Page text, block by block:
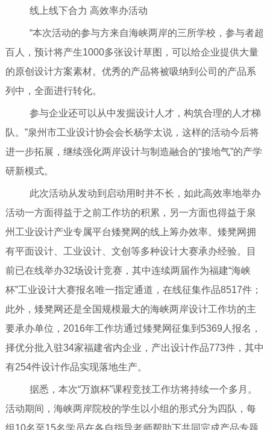
线上线下合力 高效率办活动
“本次活动的参与方来自海峡两岸的三所学校，参与者超
百人，预计将产生1000多张设计草图，可以给企业提供大量
的原创设计方案素材。优秀的产品将被吸纳到公司的产品系
列中，全面进行转化。
参与企业还可以从中发掘设计人才，构筑合理的人才梯
队。”泉州市工业设计协会会长杨学太说，这样的活动今后将
进一步拓展，继续强化两岸设计与制造融合的“接地气”的产学
研新模式。
此次活动从发动到启动用时并不长，如此高效率地举办
活动一方面得益于之前工作坊的积累，另一方面也得益于泉
州工业设计产业专属平台矮凳网的线上筹办效率。矮凳网拥
有平面设计、工业设计、文创等多种设计大赛承办经验。目
前已在线举办32场设计竞赛，其中连续两届作为福建“海峡
杯”工业设计大赛报名唯一指定通道，在线征集作品8517件；
此外，矮凳网还是全国规模最大的海峡两岸设计工作坊的主
要承办单位，2016年工作坊通过矮凳网征集到5369人报名，
择优分批入驻34家福建省内企业，产出设计作品773件，其中
有254件设计作品实现落地生产。
据悉，本次“万旗杯”课程竞技工作坊将持续一个多月。
活动期间，海峡两岸院校的学生以小组的形式分为四队，每
组10名至15名学员在各自指导老师帮助下共同完成产品专题